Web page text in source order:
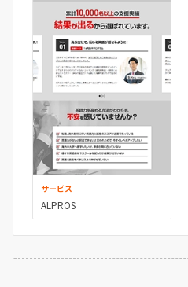
サービス
ALPROS